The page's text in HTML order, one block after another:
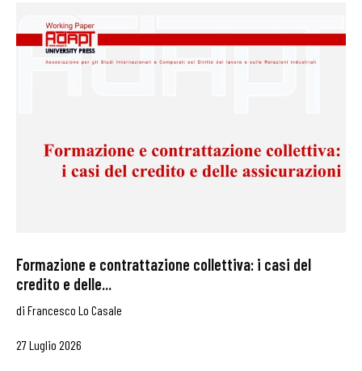
Formazione e contrattazione collettiva: i casi del
credito e delle...
di Francesco Lo Casale
27 Luglio 2026